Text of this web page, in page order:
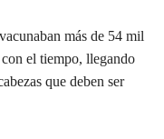
más de 54 mil
el tiempo, llegando
que deben ser